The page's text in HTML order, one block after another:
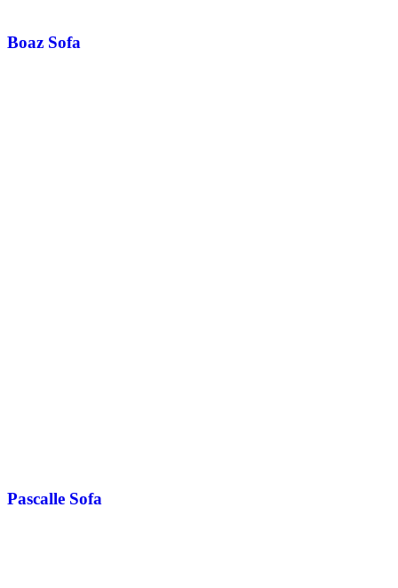
Boaz Sofa
Pascalle Sofa